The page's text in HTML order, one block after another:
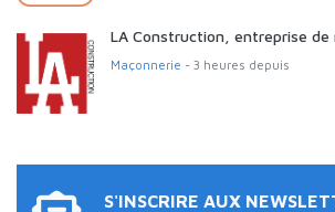
LA Construction, entreprise de
Maçonnerie - 3 heures depuis
S'INSCRIRE AUX